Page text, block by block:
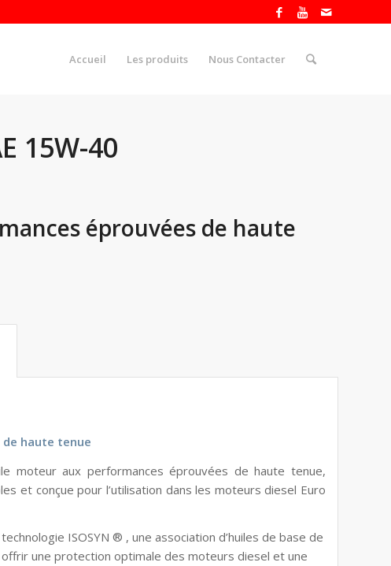
Accueil Les produits Nous Contacter
15W-40
éprouvées de haute
haute tenue
moteur aux performances éprouvées de haute tenue,
et conçue pour l’utilisation dans les moteurs diesel Euro
ISOSYN ® , une association d’huiles de base de
une protection optimale des moteurs diesel et une